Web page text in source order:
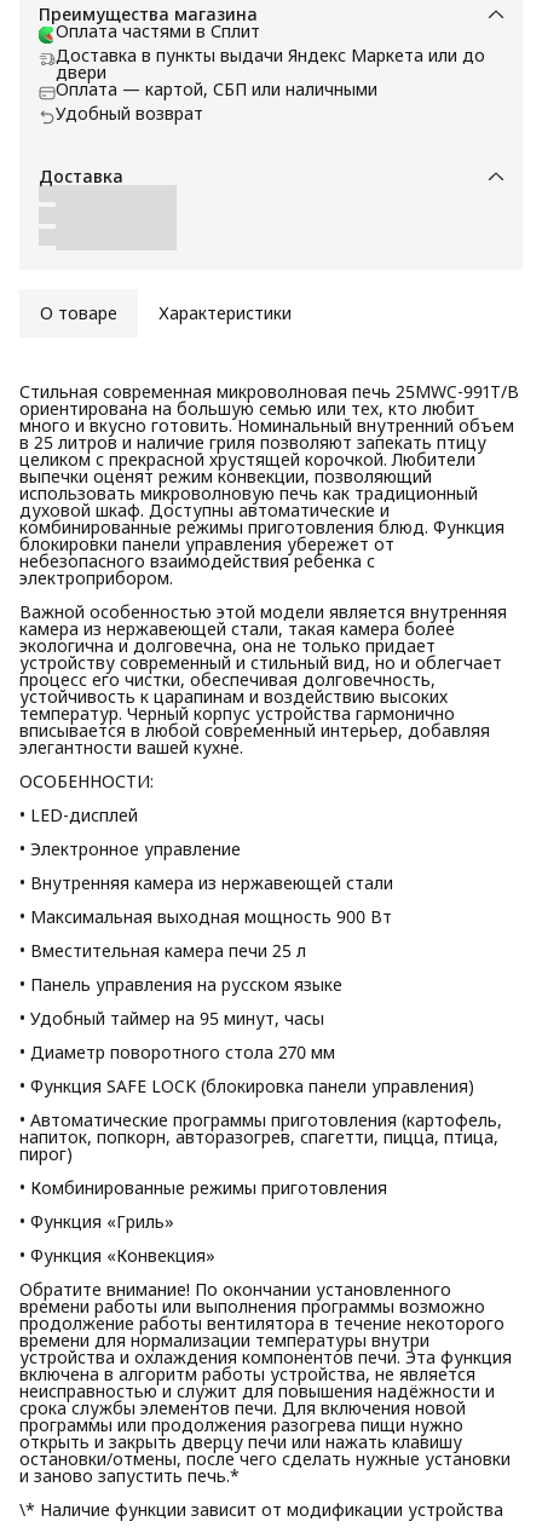
Преимущества магазина
Оплата частями в Сплит
Доставка в пункты выдачи Яндекс Маркета или до
двери
Оплата — картой, СБП или наличными
Удобный возврат
Доставка
О товаре Характеристики
Стильная современная микроволновая печь 25MWC-991T/B
ориентирована на большую семью или тех, кто любит
много и вкусно готовить. Номинальный внутренний объем
в 25 литров и наличие гриля позволяют запекать птицу
целиком с прекрасной хрустящей корочкой. Любители
выпечки оценят режим конвекции, позволяющий
использовать микроволновую печь как традиционный
духовой шкаф. Доступны автоматические и
комбинированные режимы приготовления блюд. Функция
блокировки панели управления убережет от
небезопасного взаимодействия ребенка с
электроприбором.
Важной особенностью этой модели является внутренняя
камера из нержавеющей стали, такая камера более
экологична и долговечна, она не только придает
устройству современный и стильный вид, но и облегчает
процесс его чистки, обеспечивая долговечность,
устойчивость к царапинам и воздействию высоких
температур. Черный корпус устройства гармонично
вписывается в любой современный интерьер, добавляя
элегантности вашей кухне.
ОСОБЕННОСТИ:
• LED-дисплей
• Электронное управление
• Внутренняя камера из нержавеющей стали
• Максимальная выходная мощность 900 Вт
• Вместительная камера печи 25 л
• Панель управления на русском языке
• Удобный таймер на 95 минут, часы
• Диаметр поворотного стола 270 мм
• Функция SAFE LOCK (блокировка панели управления)
• Автоматические программы приготовления (картофель,
напиток, попкорн, авторазогрев, спагетти, пицца, птица,
пирог)
• Комбинированные режимы приготовления
• Функция «Гриль»
• Функция «Конвекция»
Обратите внимание! По окончании установленного
времени работы или выполнения программы возможно
продолжение работы вентилятора в течение некоторого
времени для нормализации температуры внутри
устройства и охлаждения компонентов печи. Эта функция
включена в алгоритм работы устройства, не является
неисправностью и служит для повышения надёжности и
срока службы элементов печи. Для включения новой
программы или продолжения разогрева пищи нужно
открыть и закрыть дверцу печи или нажать клавишу
остановки/отмены, после чего сделать нужные установки
и заново запустить печь.*
\* Наличие функции зависит от модификации устройства